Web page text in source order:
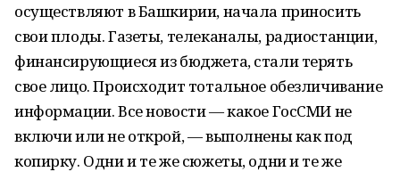
осуществляют в Башкирии, начала приносить
свои плоды. Газеты, телеканалы, радиостанции,
финансирующиеся из бюджета, стали терять
свое лицо. Происходит тотальное обезличивание
информации. Все новости — какое ГосСМИ не
включи или не открой, — выполнены как под
копирку. Одни и те же сюжеты, одни и те же